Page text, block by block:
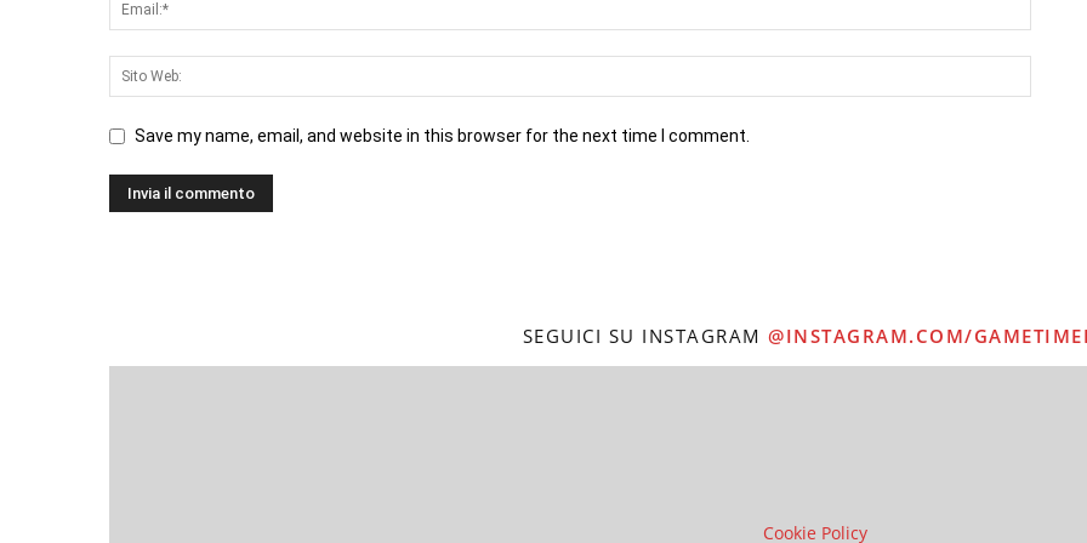
Save my name, email, and website in this browser for the next time I comment.
SEGUICI SU INSTAGRAM @INSTAGRAM.COM/
Cookie Policy